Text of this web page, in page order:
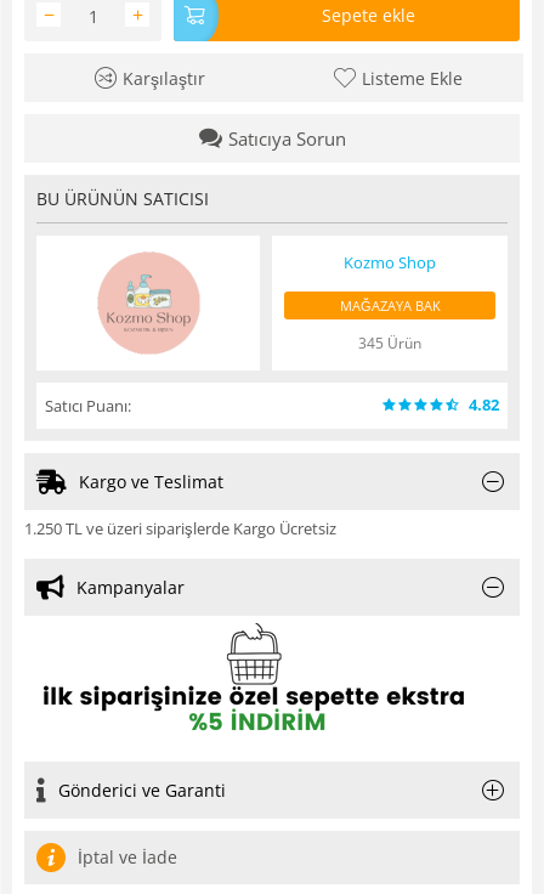
+
− Sepete ekle
Karşılaştır Listeme Ekle
Satıcıya Sorun
BU ÜRÜNÜN SATICISI
Kozmo Shop
MAĞAZAYA BAK
345 Ürün
Satıcı Puanı: 4.82
Kargo ve Teslimat
1.250 TL ve üzeri siparişlerde Kargo Ücretsiz
Kampanyalar
Gönderici ve Garanti
İptal ve İade